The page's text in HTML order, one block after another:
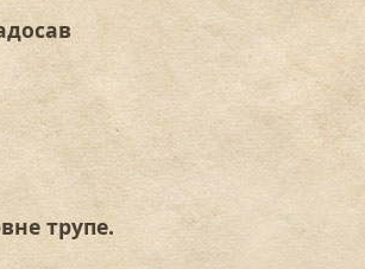
трупе.